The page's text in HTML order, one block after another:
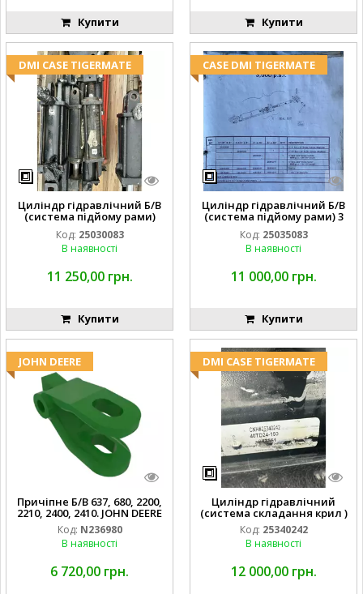
Купити Купити
DMI CASE TIGERMATE
Циліндр гідравлічний Б/В
(система підйому рами)
3X8 87423768
Код: 25030083
В наявності
11 250,00 грн.
Купити
CASE DMI TIGERMATE
Циліндр гідравлічний Б/В
(система підйому рами) 3
1/2 84255910
Код: 25035083
В наявності
11 000,00 грн.
Купити
JOHN DEERE
Причіпне Б/В 637, 680, 2200,
2210, 2400, 2410. JOHN DEERE
Код: N236980
В наявності
6 720,00 грн.
DMI CASE TIGERMATE
Циліндр гідравлічний
(система складання крил )
Код: 25340242
В наявності
12 000,00 грн.